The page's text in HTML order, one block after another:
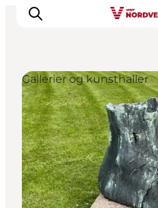
Feriesteder
Inspiration
Handicapvenlig
Events
Overnatning
Gallerier og kunsthaller